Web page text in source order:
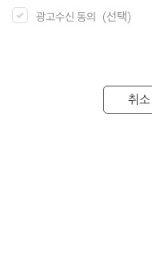
광고수신 동의 (선택)
취소